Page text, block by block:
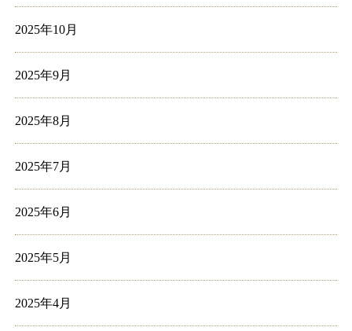
2025年10月
2025年9月
2025年8月
2025年7月
2025年6月
2025年5月
2025年4月